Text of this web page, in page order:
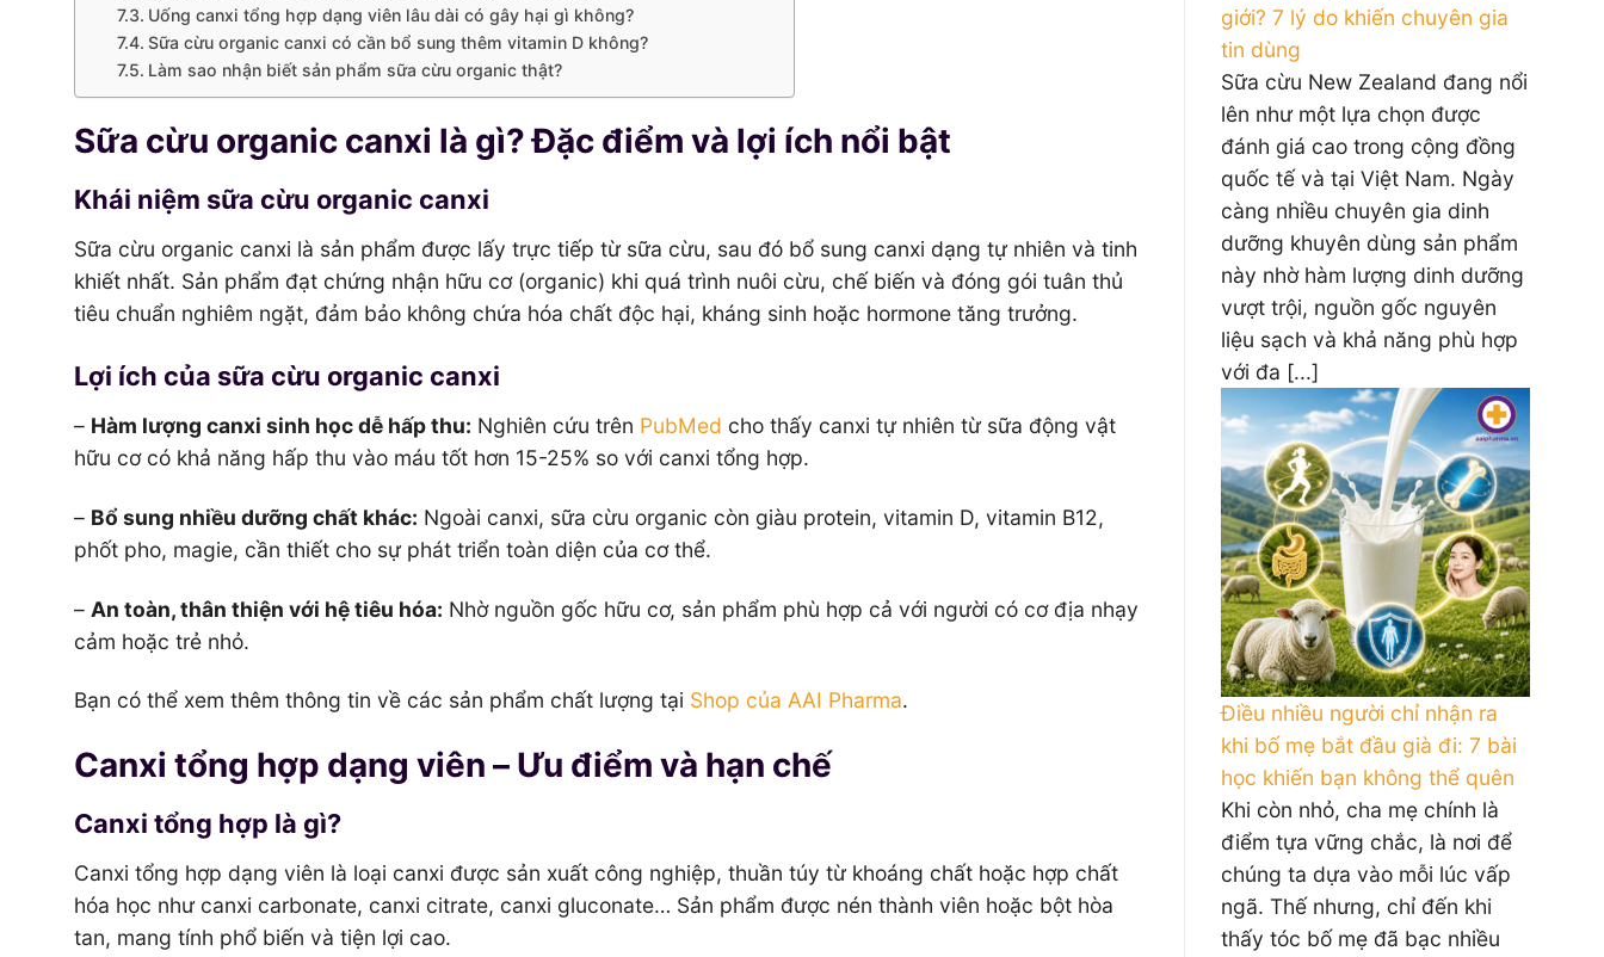
Uống canxi tổng hợp dạng viên lâu dài có gây hại gì không?
Sữa cừu organic canxi có cần bổ sung thêm vitamin D không?
Làm sao nhận biết sản phẩm sữa cừu organic thật?
Sữa cừu organic canxi là gì? Đặc điểm và lợi ích nổi bật
Khái niệm sữa cừu organic canxi
Sữa cừu organic canxi là sản phẩm được lấy trực tiếp từ sữa cừu, sau đó bổ sung canxi dạng tự nhiên và tinh
khiết nhất. Sản phẩm đạt chứng nhận hữu cơ (organic) khi quá trình nuôi cừu, chế biến và đóng gói tuân thủ
tiêu chuẩn nghiêm ngặt, đảm bảo không chứa hóa chất độc hại, kháng sinh hoặc hormone tăng trưởng.
Lợi ích của sữa cừu organic canxi
– Hàm lượng canxi sinh học dễ hấp thu: Nghiên cứu trên PubMed cho thấy canxi tự nhiên từ sữa động vật
hữu cơ có khả năng hấp thu vào máu tốt hơn 15-25% so với canxi tổng hợp.
– Bổ sung nhiều dưỡng chất khác: Ngoài canxi, sữa cừu organic còn giàu protein, vitamin D, vitamin B12,
phốt pho, magie, cần thiết cho sự phát triển toàn diện của cơ thể.
– An toàn, thân thiện với hệ tiêu hóa: Nhờ nguồn gốc hữu cơ, sản phẩm phù hợp cả với người có cơ địa nhạy
cảm hoặc trẻ nhỏ.
Bạn có thể xem thêm thông tin về các sản phẩm chất lượng tại Shop của AAI Pharma.
Canxi tổng hợp dạng viên – Ưu điểm và hạn chế
Canxi tổng hợp là gì?
Canxi tổng hợp dạng viên là loại canxi được sản xuất công nghiệp, thuần túy từ khoáng chất hoặc hợp chất
hóa học như canxi carbonate, canxi citrate, canxi gluconate… Sản phẩm được nén thành viên hoặc bột hòa
tan, mang tính phổ biến và tiện lợi cao.
giới? 7 lý do khiến chuyên gia
tin dùng
Sữa cừu New Zealand đang nổi
lên như một lựa chọn được
đánh giá cao trong cộng đồng
quốc tế và tại Việt Nam. Ngày
càng nhiều chuyên gia dinh
dưỡng khuyên dùng sản phẩm
này nhờ hàm lượng dinh dưỡng
vượt trội, nguồn gốc nguyên
liệu sạch và khả năng phù hợp
với đa [...]
Điều nhiều người chỉ nhận ra
khi bố mẹ bắt đầu già đi: 7 bài
học khiến bạn không thể quên
Khi còn nhỏ, cha mẹ chính là
điểm tựa vững chắc, là nơi để
chúng ta dựa vào mỗi lúc vấp
ngã. Thế nhưng, chỉ đến khi
thấy tóc bố mẹ đã bạc nhiều